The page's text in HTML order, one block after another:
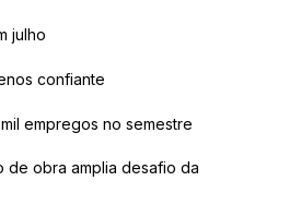
julho
confiante
empregos no semestre
de obra amplia desafio da